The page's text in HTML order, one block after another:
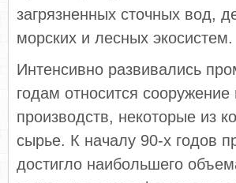
загрязненных сточных вод,
морских и лесных экосистем.
Интенсивно развивались
годам относится
производств, некоторые из
сырье. К началу 90-х годов
достигло наибольшего